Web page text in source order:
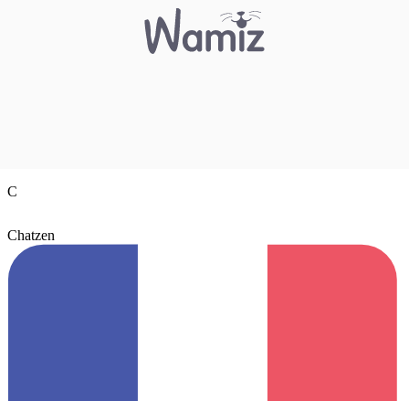
C
Chatzen